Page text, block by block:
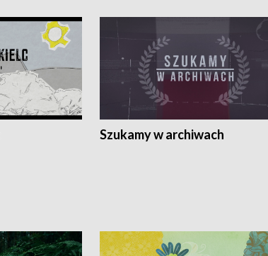
Szukamy w archiwach